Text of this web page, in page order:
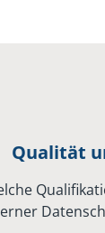
Qualität